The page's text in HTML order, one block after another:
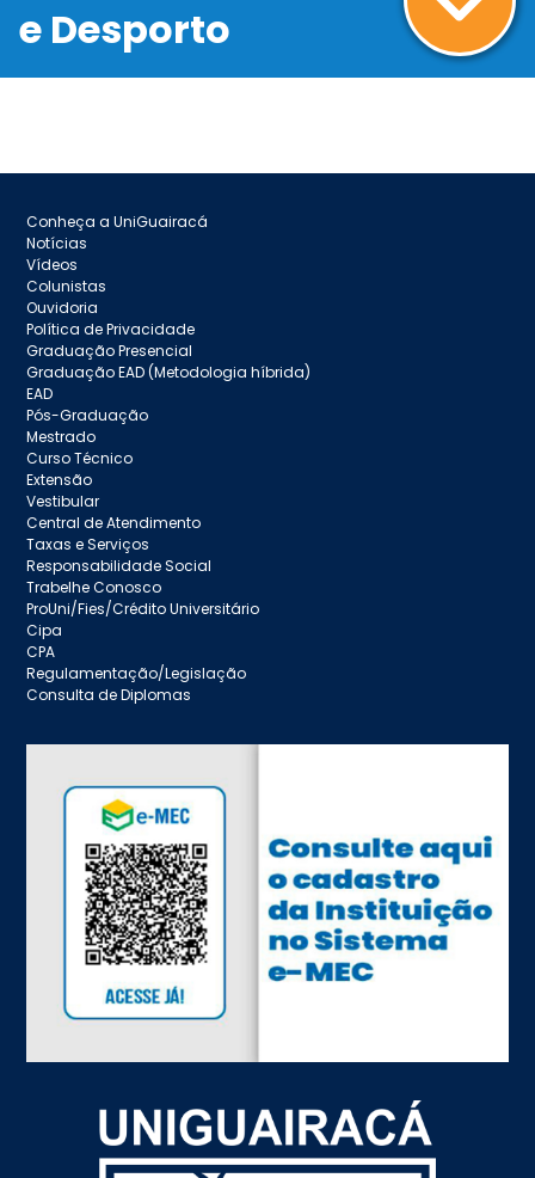
e Desporto
Conheça a UniGuairacá
Notícias
Vídeos
Colunistas
Ouvidoria
Política de Privacidade
Graduação Presencial
Graduação EAD (Metodologia híbrida)
EAD
Pós-Graduação
Mestrado
Curso Técnico
Extensão
Vestibular
Central de Atendimento
Taxas e Serviços
Responsabilidade Social
Trabelhe Conosco
ProUni/Fies/Crédito Universitário
Cipa
CPA
Regulamentação/Legislação
Consulta de Diplomas